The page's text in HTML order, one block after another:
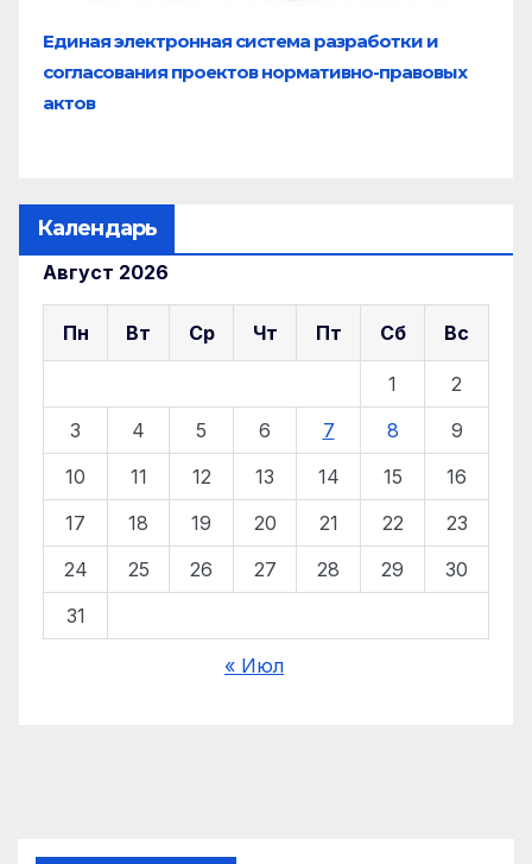
Единая электронная система разработки и
согласования проектов нормативно-правовых
актов
Календарь
Август 2026
Пн Вт Ср Чт Пт Сб Вс
1
2
3
4 5 6 7 8
9
10
11 12 13 14 15
16
17
18 19 20 21 22
23
24
25 26 27 28 29
30
31
« Июл